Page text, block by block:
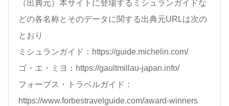
（出典元）本サイトに登場するミシュランガイドな
どの各名称とそのデータに関する出典元URLは次の
とおり
ミシュランガイド：https://guide.michelin.com/
ゴ・エ・ミヨ：https://gaultmillau-japan.info/
フォーブス・トラベルガイド：
https://www.forbestravelguide.com/award-winners